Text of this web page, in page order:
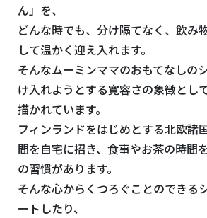
ん」を、
どんな時でも、分け隔てなく、飲み
して温かく迎え入れます。
そんなムーミンママのおもてなしの
け入れようとする寛容さの象徴とし
描かれています。
フィンランドをはじめとする北欧諸
間を自宅に招き、食事やお茶の時間
の習慣があります。
そんな心からくつろぐことのできる
ートしたり、